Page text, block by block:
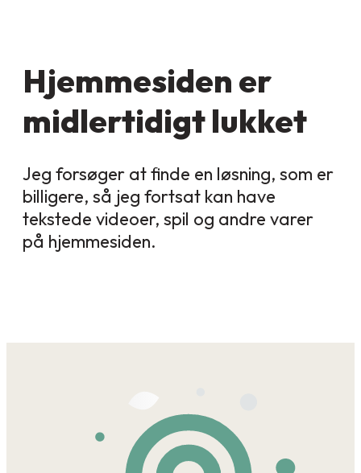
Hjemmesiden er
midlertidigt lukket
Jeg forsøger at finde en løsning, som er
billigere, så jeg fortsat kan have
tekstede videoer, spil og andre varer
på hjemmesiden.